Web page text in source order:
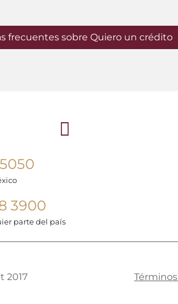
frecuentes sobre Quiero un crédito
3900
parte del país
2017